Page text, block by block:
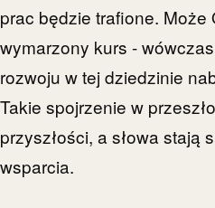
prac będzie trafione. Może
wymarzony kurs -
rozwoju w tej dziedzinie
Takie spojrzenie w
przyszłości, a słowa stają
wsparcia.